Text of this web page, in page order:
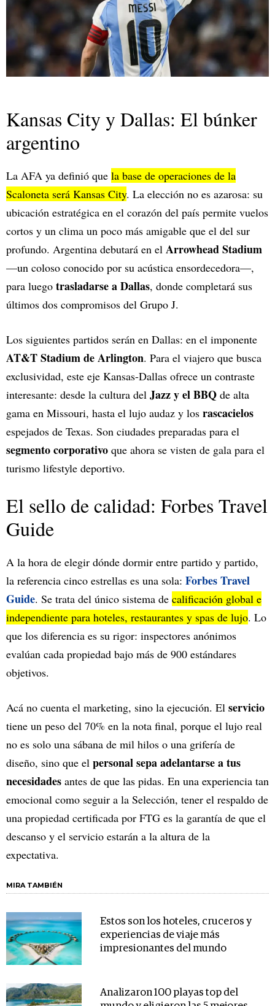
Kansas City y Dallas: El búnker
argentino
La AFA ya definió que la base de operaciones de la
Scaloneta será Kansas City. La elección no es azarosa: su
ubicación estratégica en el corazón del país permite vuelos
cortos y un clima un poco más amigable que el del sur
profundo. Argentina debutará en el Arrowhead Stadium
—un coloso conocido por su acústica ensordecedora—,
para luego trasladarse a Dallas, donde completará sus
últimos dos compromisos del Grupo J.
Los siguientes partidos serán en Dallas: en el imponente
AT&T Stadium de Arlington. Para el viajero que busca
exclusividad, este eje Kansas-Dallas ofrece un contraste
interesante: desde la cultura del Jazz y el BBQ de alta
gama en Missouri, hasta el lujo audaz y los rascacielos
espejados de Texas. Son ciudades preparadas para el
segmento corporativo que ahora se visten de gala para el
turismo lifestyle deportivo.
El sello de calidad: Forbes Travel
Guide
A la hora de elegir dónde dormir entre partido y partido,
la referencia cinco estrellas es una sola: Forbes Travel
Guide. Se trata del único sistema de calificación global e
independiente para hoteles, restaurantes y spas de lujo. Lo
que los diferencia es su rigor: inspectores anónimos
evalúan cada propiedad bajo más de 900 estándares
objetivos.
Acá no cuenta el marketing, sino la ejecución. El servicio
tiene un peso del 70% en la nota final, porque el lujo real
no es solo una sábana de mil hilos o una grifería de
diseño, sino que el personal sepa adelantarse a tus
necesidades antes de que las pidas. En una experiencia tan
emocional como seguir a la Selección, tener el respaldo de
una propiedad certificada por FTG es la garantía de que el
descanso y el servicio estarán a la altura de la
expectativa.
MIRA TAMBIÉN
Estos son los hoteles, cruceros y
experiencias de viaje más
impresionantes del mundo
Analizaron 100 playas top del